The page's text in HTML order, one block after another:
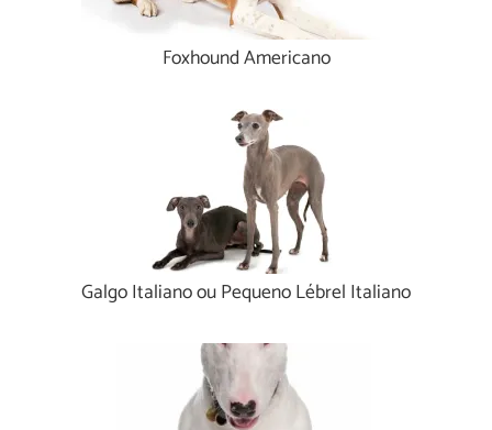
Foxhound Americano
Galgo Italiano ou Pequeno Lébrel Italiano